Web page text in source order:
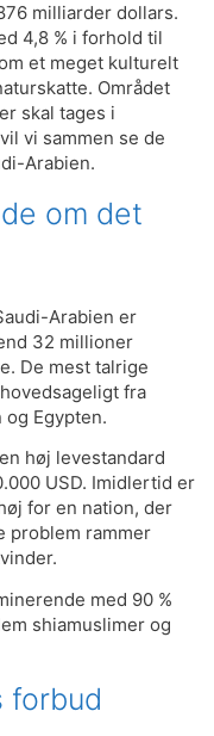
milliarder dollars.
4,8 % i forhold til
et meget kulturelt
Området
skal tages i
vi sammen se de
Arabien.
om det
Arabien er
32 millioner
De mest talrige
fra
og Egypten.
høj levestandard
USD. Imidlertid er
for en nation, der
problem rammer
med 90 %
shiamuslimer og
forbud